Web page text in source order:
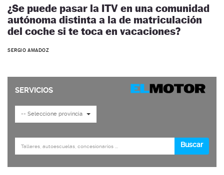
¿Se puede pasar la ITV en una comunidad
autónoma distinta a la de matriculación
del coche si te toca en vacaciones?
SERGIO AMADOZ